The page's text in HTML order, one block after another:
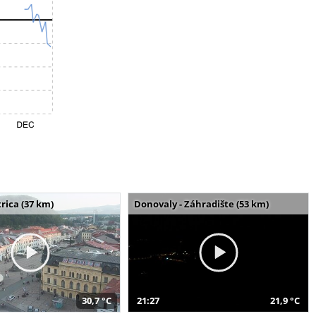
(37 km)
30,7 °C
Donovaly - Záhradište (53 km)
21:27 21,9 °C